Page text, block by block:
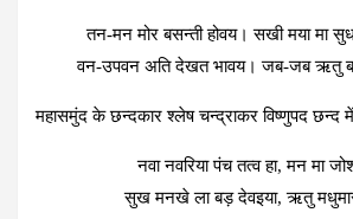
तन-मन मोर बसन्ती होवय। सखी मया मा
वन-उपवन अति देखत भावय। जब-जब ऋतु
महासमुंद के छन्दकार श्लेष चन्द्राकर विष्णुपद छन्द
नवा नवरिया पंच तत्व हा, मन मा
सुख मनखे ला बड़ देवइया, ऋतु